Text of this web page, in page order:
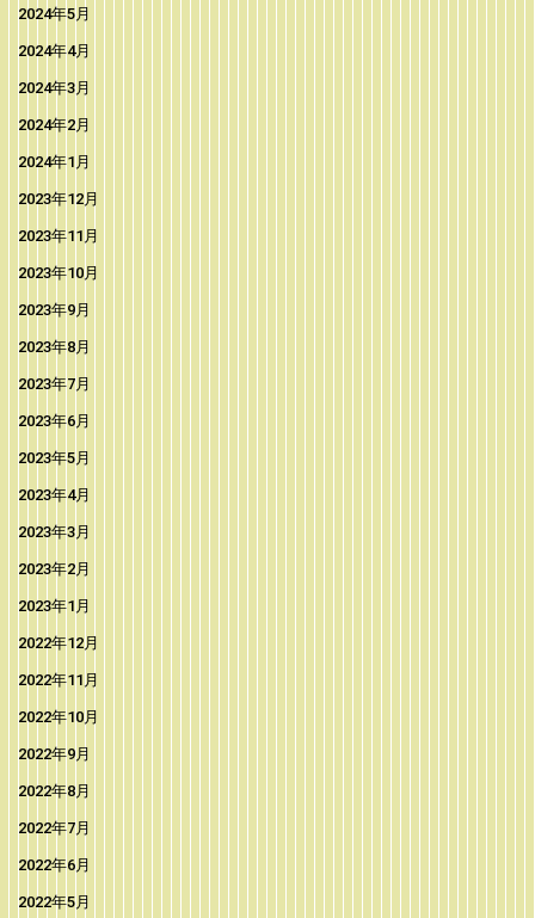
2024年5月
2024年4月
2024年3月
2024年2月
2024年1月
2023年12月
2023年11月
2023年10月
2023年9月
2023年8月
2023年7月
2023年6月
2023年5月
2023年4月
2023年3月
2023年2月
2023年1月
2022年12月
2022年11月
2022年10月
2022年9月
2022年8月
2022年7月
2022年6月
2022年5月